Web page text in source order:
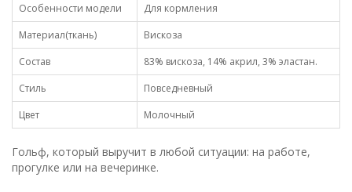
Особенности модели
Для кормления
Материал(ткань)
Вискоза
Состав
83% вискоза, 14% акрил, 3% эластан.
Стиль
Повседневный
Цвет
Молочный
Гольф, который выручит в любой ситуации: на работе,
прогулке или на вечеринке.